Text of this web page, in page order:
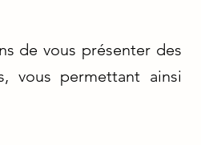
de vous présenter des
vous permettant ainsi